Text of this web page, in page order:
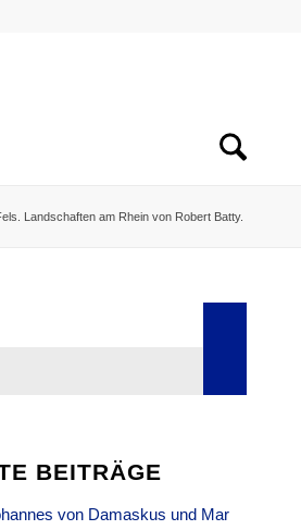
Landschaften am Rhein von Robert Batty.
BEITRÄGE
von Damaskus und Mar